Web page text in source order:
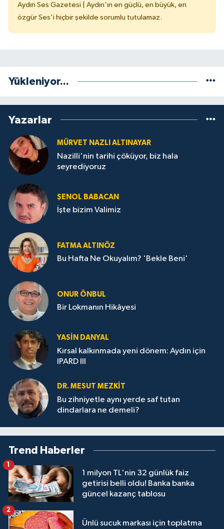
Aydın Ses Gazetesi | Aydın'ın en güçlü, en büyük, en
özgür Ses'i hiçbir şekilde sorumlu tutulamaz.
Yükleniyor...
Yazarlar
MÜRVET NAZLI ALTINAYAR
Nazilli'nin tarihi çöküyor, biz hala
seyrediyoruz
ŞENOL BABACAN
İşte bizim Valimiz
FATMA ALTINÖZ
Bu Hafta Ne Okuyalım? 'Bekle Beni'
ONUR ÖNBUL
Bir Lokmanın Hikâyesi
YASIN DANYAL
Kırsal kalkınmada yeni dönem: Aydın için
IPARD III
DR. MESUT MEZKIT
Bu zihniyetle aynı yerde saf tutan
dindarlara ne demeli?
Trend Haberler
1 milyon TL'nin 32 günlük faiz
getirisi belli oldu! Banka banka
güncel kazanç tablosu
1
Ünlü sucuk markası için toplatma
2